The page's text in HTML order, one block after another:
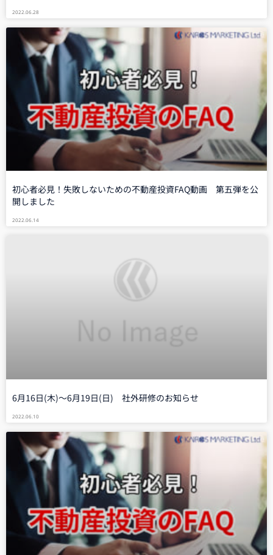
2022.06.28
初心者必見！失敗しないための不動産投資FAQ動画 第五弾を公
開しました
2022.06.14
6月16日(木)～6月19日(日) 社外研修のお知らせ
2022.06.10